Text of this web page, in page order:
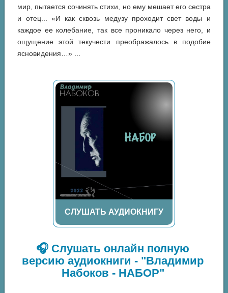
мир, пытается сочинять стихи, но ему мешает его сестра
и отец... «И как сквозь медузу проходит свет воды и
каждое ее колебание, так все проникало через него, и
ощущение этой текучести преображалось в подобие
ясновидения…» ...
СЛУШАТЬ АУДИОКНИГУ
🎧 Слушать онлайн полную
версию аудиокниги - "Владимир
Набоков - НАБОР"